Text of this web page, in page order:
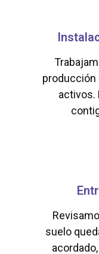
producción
activos.
suelo